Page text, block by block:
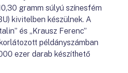
gramm súlyú színesfém
kivitelben készülnek. A
és „Krausz Ferenc”
példányszámban
ezer darab készíthető